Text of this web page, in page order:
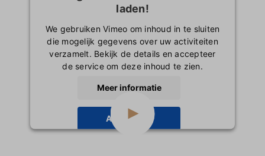
laden!
We gebruiken Vimeo om inhoud in te sluiten
die mogelijk gegevens over uw activiteiten
verzamelt. Bekijk de details en accepteer
de service om deze inhoud te zien.
Meer informatie
Accepteren